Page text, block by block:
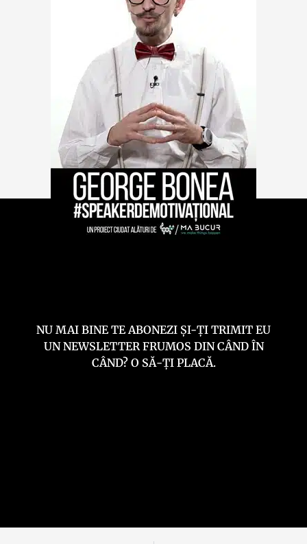
NU MAI BINE TE ABONEZI ȘI-ȚI TRIMIT EU
UN NEWSLETTER FRUMOS DIN CÂND ÎN
CÂND? O SĂ-ȚI PLACĂ.